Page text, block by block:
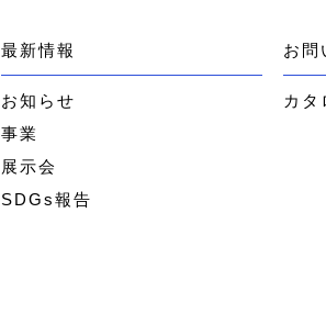
最新情報
お知らせ
事業
展示会
SDGs報告
お問
カタ